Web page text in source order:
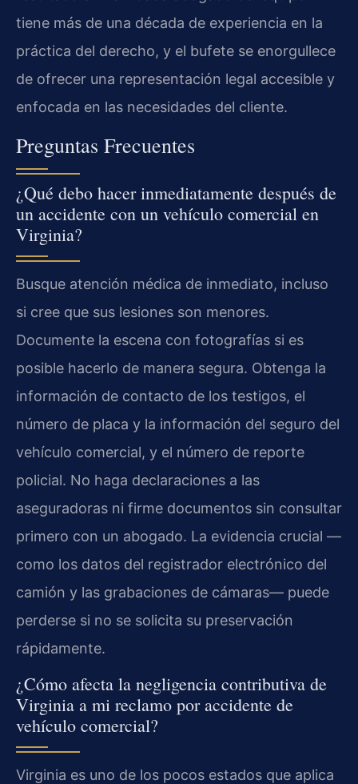
tiene más de una década de experiencia en la
práctica del derecho, y el bufete se enorgullece
de ofrecer una representación legal accesible y
enfocada en las necesidades del cliente.
Preguntas Frecuentes
¿Qué debo hacer inmediatamente después de
un accidente con un vehículo comercial en
Virginia?
Busque atención médica de inmediato, incluso
si cree que sus lesiones son menores.
Documente la escena con fotografías si es
posible hacerlo de manera segura. Obtenga la
información de contacto de los testigos, el
número de placa y la información del seguro del
vehículo comercial, y el número de reporte
policial. No haga declaraciones a las
aseguradoras ni firme documentos sin consultar
primero con un abogado. La evidencia crucial —
como los datos del registrador electrónico del
camión y las grabaciones de cámaras— puede
perderse si no se solicita su preservación
rápidamente.
¿Cómo afecta la negligencia contributiva de
Virginia a mi reclamo por accidente de
vehículo comercial?
Virginia es uno de los pocos estados que aplica